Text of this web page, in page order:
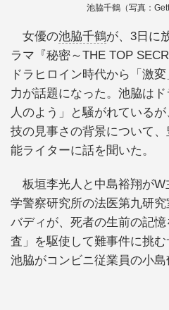
池脇千鶴（写真：
女優の池脇千鶴が、3日に
ラマ『秘密～THE TOP
ドラヒロイン時代から「激
力が話題になった。池脇は
人のよう」と騒がれている
技の見事さの背景について
能ライターに話を聞いた。
板垣李光人と中島裕翔がW
学警察研究所の法医第九研
バディが、死者の生前の記
査」を駆使して難事件に挑む
池脇がコンビニ従業員の小島